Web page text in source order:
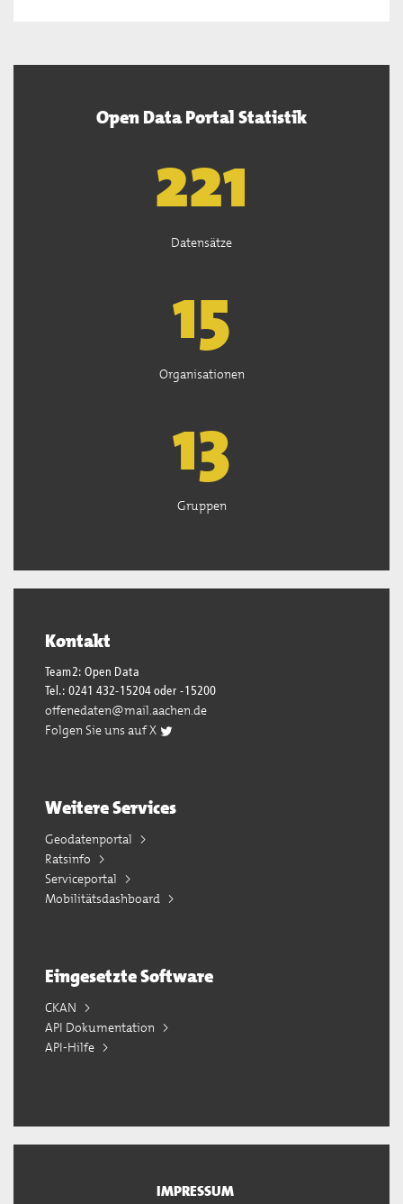
Open Data Portal Statistik
222
Datensätze
15
Organisationen
13
Gruppen
Kontakt
Team2: Open Data
Tel.: 0241 432-15204 oder -15200
offenedaten@mail.aachen.de
Folgen Sie uns auf X
Weitere Services
Geodatenportal
Ratsinfo
Serviceportal
Mobilitätsdashboard
Eingesetzte Software
CKAN
API Dokumentation
API-Hilfe
IMPRESSUM